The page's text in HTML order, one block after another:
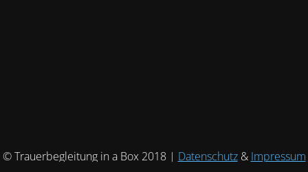
© Trauerbegleitung in a Box 2018 | Datenschutz& Impressum